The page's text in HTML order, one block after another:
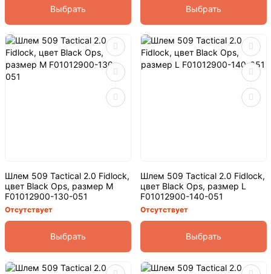
Выбрать Выбрать
Шлем 509 Tactical 2.0 Fidlock,
цвет Black Ops, размер M
F01012900-130-051
Отсутствует
Выбрать
Шлем 509 Tactical 2.0 Fidlock,
цвет Black Ops, размер L
F01012900-140-051
Отсутствует
Выбрать